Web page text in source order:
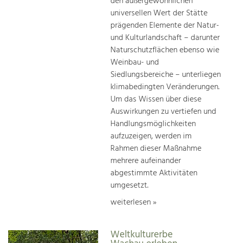
universellen Wert der Stätte
prägenden Elemente der Natur-
und Kulturlandschaft – darunter
Naturschutzflächen ebenso wie
Weinbau- und
Siedlungsbereiche – unterliegen
klimabedingten Veränderungen.
Um das Wissen über diese
Auswirkungen zu vertiefen und
Handlungsmöglichkeiten
aufzuzeigen, werden im
Rahmen dieser Maßnahme
mehrere aufeinander
abgestimmte Aktivitäten
umgesetzt.
weiterlesen »
Weltkulturerbe